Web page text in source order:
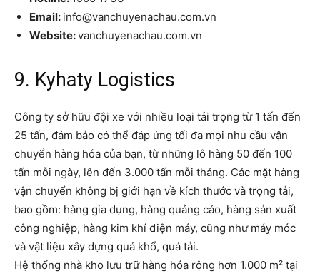
Email: info@vanchuyenachau.com.vn
Website:vanchuyenachau.com.vn
9. Kyhaty Logistics
Công ty sở hữu đội xe với nhiều loại tải trọng từ 1 tấn đến
25 tấn, đảm bảo có thể đáp ứng tối đa mọi nhu cầu vận
chuyển hàng hóa của bạn, từ những lô hàng 50 đến 100
tấn mỗi ngày, lên đến 3.000 tấn mỗi tháng. Các mặt hàng
vận chuyển không bị giới hạn về kích thước và trọng tải,
bao gồm: hàng gia dụng, hàng quảng cáo, hàng sản xuất
công nghiệp, hàng kim khí điện máy, cũng như máy móc
và vật liệu xây dựng quá khổ, quá tải.
Hệ thống nhà kho lưu trữ hàng hóa rộng hơn 1.000 m² tại